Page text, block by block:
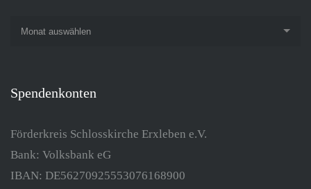
Monat auswählen
Spendenkonten
Förderkreis Schlosskirche Erxleben e.V.
Bank: Volksbank eG
IBAN: DE56270925553076168900